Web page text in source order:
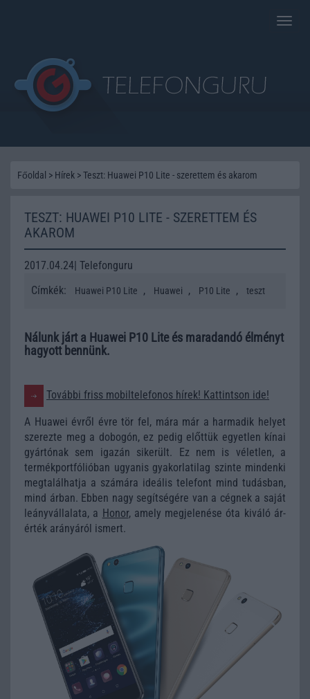
Toggle
Főoldal > Hírek >Teszt: Huawei P10 Lite - szerettem és akarom
TESZT: HUAWEI P10 LITE - SZERETTEM ÉS
AKAROM
2017.04.24| Telefonguru
Címkék:
Huawei P10 Lite , Huawei , P10 Lite , teszt
Nálunk járt a Huawei P10 Lite és maradandó élményt
hagyott bennünk.
További friss mobiltelefonos hírek! Kattintson ide!
A Huawei évről évre tör fel, mára már a harmadik helyet
szerezte meg a dobogón, ez pedig előttük egyetlen kínai
gyártónak sem igazán sikerült. Ez nem is véletlen, a
termékportfólióban ugyanis gyakorlatilag szinte mindenki
megtalálhatja a számára ideális telefont mind tudásban,
mind árban. Ebben nagy segítségére van a cégnek a saját
leányvállalata, a Honor, amely megjelenése óta kiváló ár-
érték arányáról ismert.